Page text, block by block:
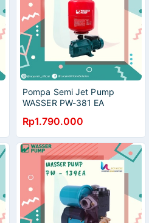
Pompa Semi Jet Pump
WASSER PW-381 EA
Rp1.790.000